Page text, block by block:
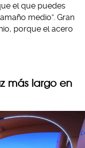
el que puedes
medio”. Gran
porque el acero
más largo en